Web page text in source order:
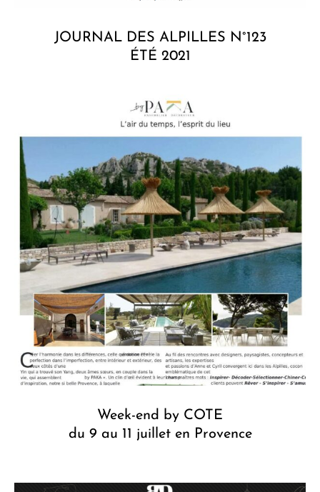
JOURNAL DES ALPILLES N°123
ÉTÉ 2021
Week-end by COTE
du 9 au 11 juillet en Provence